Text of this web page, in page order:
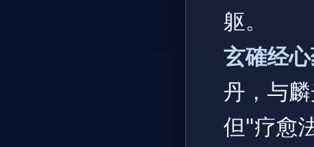
躯。
玄確经
丹，与
但"疗愈